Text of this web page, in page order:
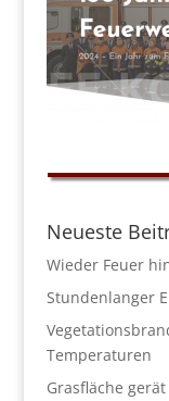
Neueste
Wieder Feuer
Stundenlanger
Temperaturen
Grasfläche